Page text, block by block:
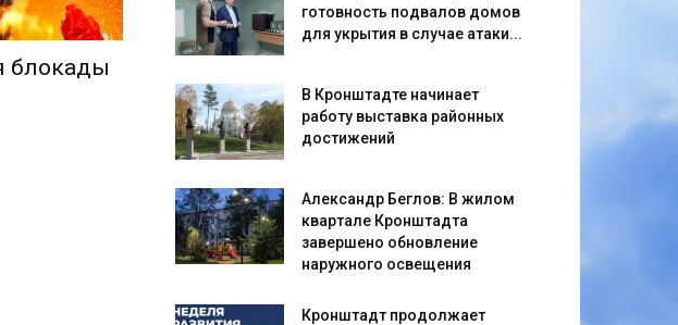
блокады
готовность подвалов домов
для укрытия в случае атаки...
В Кронштадте начинает
работу выставка районных
достижений
Александр Беглов: В жилом
квартале Кронштадта
завершено обновление
наружного освещения
Кронштадт продолжает